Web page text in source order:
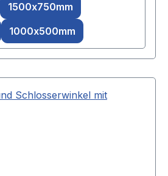
1500x750mm
1000x500mm